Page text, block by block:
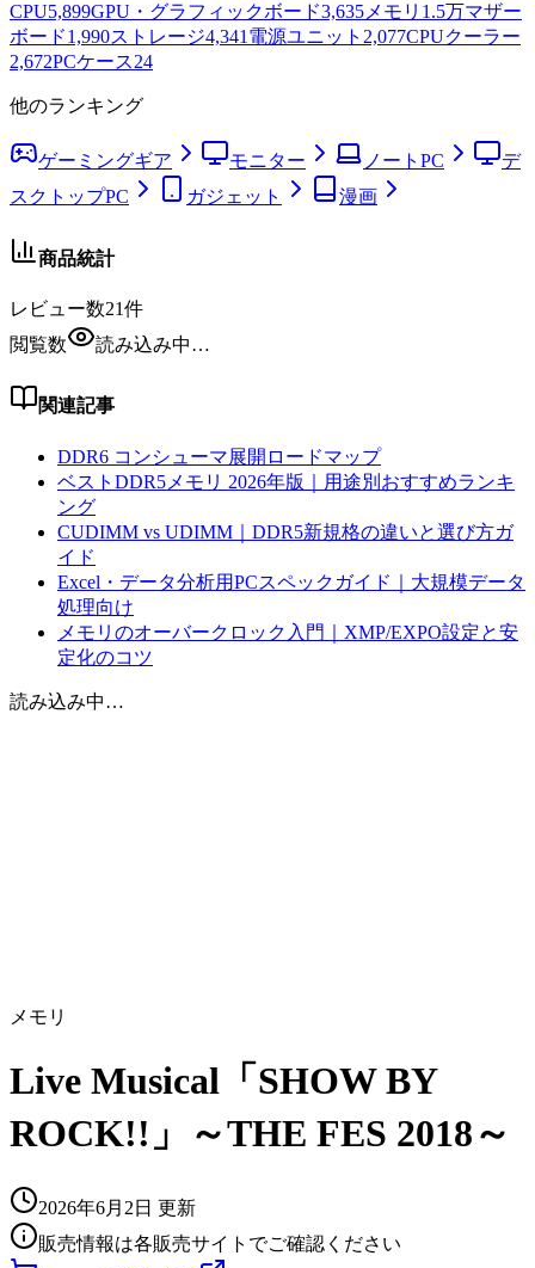
CPU5,899GPU・グラフィックボード3,635メモリ 1.5万マザー
ボード1,990ストレージ4,341電源ユニット 2,077CPUクーラー
2,672PCケース24
他のランキング
ゲーミングギア モニター ノートPC
デ
スクトップPC
ガジェット 漫画
商品統計
レビュー数21件
閲覧数
読み込み中…
関連記事
DDR6 コンシューマ展開ロードマップ
ベストDDR5メモリ 2026年版｜用途別おすすめランキ
ング
CUDIMM vs UDIMM｜DDR5新規格の違いと選び方ガ
イド
Excel・データ分析用PCスペックガイド｜大規模データ
処理向け
メモリのオーバークロック入門｜XMP/EXPO設定と安
定化のコツ
読み込み中…
メモリ
Live Musical「SHOW BY
ROCK!!」～THE FES 2018～
2026年6月2日 更新
販売情報は各販売サイトでご確認ください